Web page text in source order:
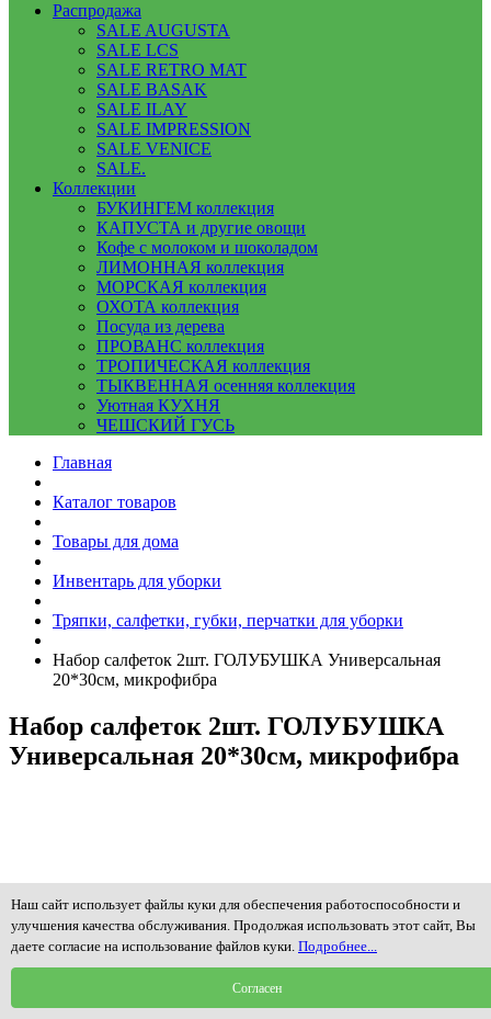
Распродажа
SALE AUGUSTA
SALE LCS
SALE RETRO MAT
SALE BASAK
SALE ILAY
SALE IMPRESSION
SALE VENICE
SALE.
Коллекции
БУКИНГЕМ коллекция
КАПУСТА и другие овощи
Кофе с молоком и шоколадом
ЛИМОННАЯ коллекция
МОРСКАЯ коллекция
ОХОТА коллекция
Посуда из дерева
ПРОВАНС коллекция
ТРОПИЧЕСКАЯ коллекция
ТЫКВЕННАЯ осенняя коллекция
Уютная КУХНЯ
ЧЕШСКИЙ ГУСЬ
Главная
Каталог товаров
Товары для дома
Инвентарь для уборки
Тряпки, салфетки, губки, перчатки для уборки
Набор салфеток 2шт. ГОЛУБУШКА Универсальная
20*30см, микрофибра
Набор салфеток 2шт. ГОЛУБУШКА
Универсальная 20*30см, микрофибра
Наш сайт использует файлы куки для обеспечения работоспособности и
улучшения качества обслуживания. Продолжая использовать этот сайт, Вы
даете согласие на использование файлов куки. Подробнее...
Согласен